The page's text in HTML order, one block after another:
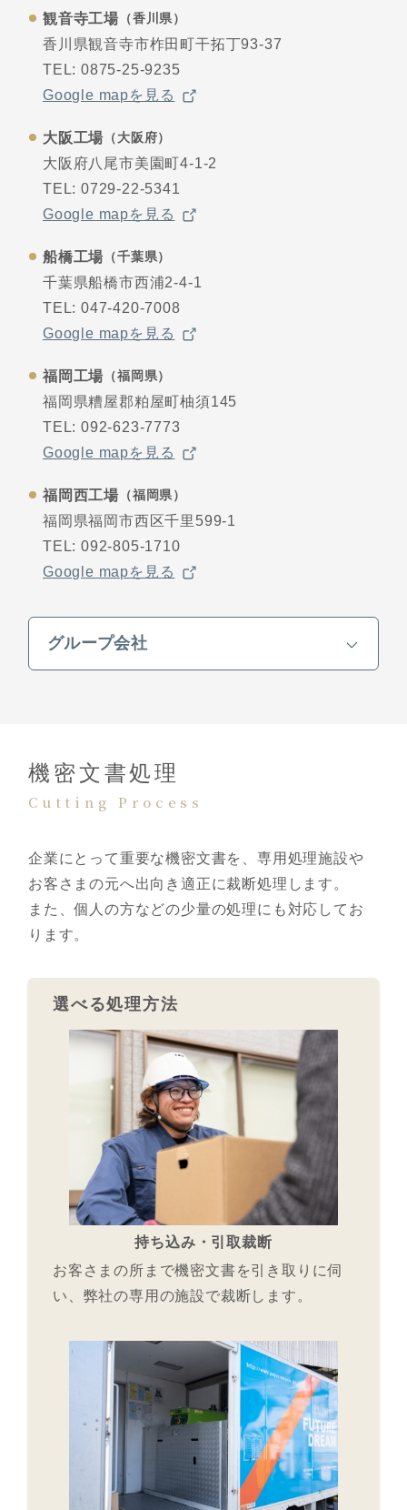
観音寺工場 （香川県）
香川県観音寺市柞田町干拓丁93-37
TEL: 0875-25-9235
Google mapを見る
大阪工場 （大阪府）
大阪府八尾市美園町4-1-2
TEL: 0729-22-5341
Google mapを見る
船橋工場 （千葉県）
千葉県船橋市西浦2-4-1
TEL: 047-420-7008
Google mapを見る
福岡工場 （福岡県）
福岡県糟屋郡粕屋町柚須145
TEL: 092-623-7773
Google mapを見る
福岡西工場 （福岡県）
福岡県福岡市西区千里599-1
TEL: 092-805-1710
Google mapを見る
グループ会社
機密⽂書処理
Cutting Process
企業にとって重要な機密文書を、専用処理施設や
お客さまの元へ出向き適正に裁断処理します。
また、個人の方などの少量の処理にも対応してお
ります。
選べる処理方法
持ち込み・引取裁断
お客さまの所まで機密文書を引き取りに伺
い、弊社の専用の施設で裁断します。